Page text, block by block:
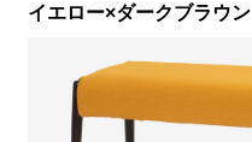
イエロー×ダークブラウン